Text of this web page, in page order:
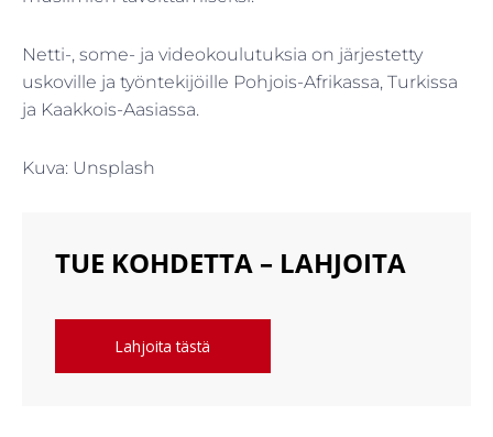
Netti-, some- ja videokoulutuksia on järjestetty
uskoville ja työntekijöille Pohjois-Afrikassa, Turkissa
ja Kaakkois-Aasiassa.
Kuva: Unsplash
TUE KOHDETTA – LAHJOITA
Lahjoita tästä